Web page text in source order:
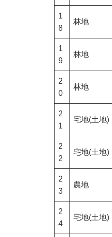
1
8
林地
1
9
林地
2
0
林地
2
1
宅地(土地)
2
2
宅地(土地)
2
3
農地
2
4
宅地(土地)